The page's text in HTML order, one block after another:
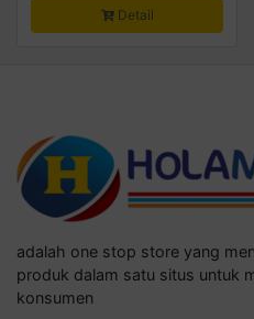
Detail
adalah one stop store yang
produk dalam satu situs untuk
konsumen